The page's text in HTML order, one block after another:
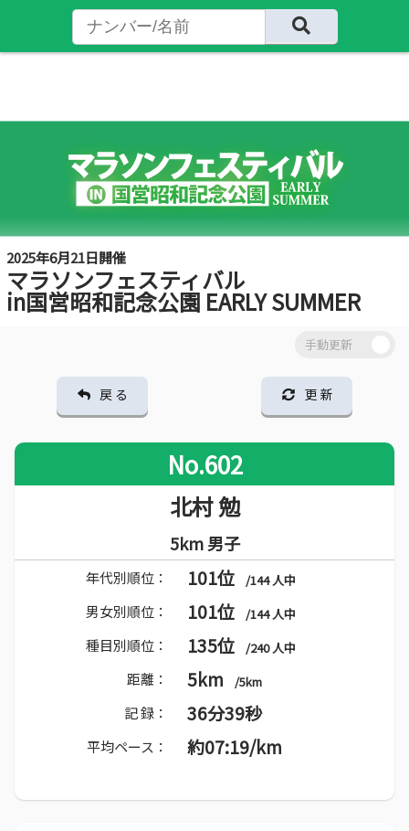
2025年6月21日開催
マラソンフェスティバル
in国営昭和記念公園 EARLY SUMMER
戻 る 更 新
No.602
北村 勉
5km 男子
年代別順位： 101位 /144 人中
男女別順位： 101位 /144 人中
種目別順位： 135位 /240 人中
距離： 5km /5km
記 録： 36分39秒
平均ペース： 約07:19/km